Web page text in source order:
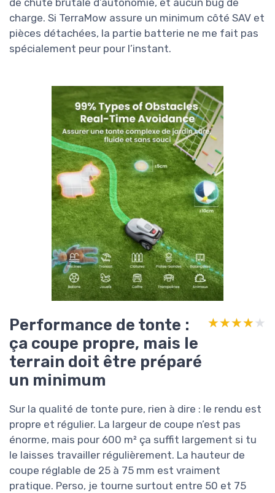
de chute brutale d’autonomie, et aucun bug de
charge. Si TerraMow assure un minimum côté SAV et
pièces détachées, la partie batterie ne me fait pas
spécialement peur pour l’instant.
Performance de tonte :
ça coupe propre, mais le
terrain doit être préparé
un minimum
★★★★★
★★★★★
Sur la qualité de tonte pure, rien à dire : le rendu est
propre et régulier. La largeur de coupe n’est pas
énorme, mais pour 600 m² ça suffit largement si tu
le laisses travailler régulièrement. La hauteur de
coupe réglable de 25 à 75 mm est vraiment
pratique. Perso, je tourne surtout entre 50 et 75